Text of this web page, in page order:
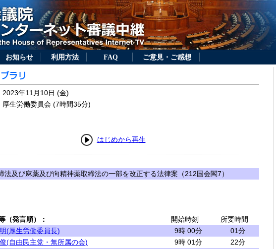
お知らせ 利用方法 FAQ ご意見・ご感想
2023年11月10日 (金)
厚生労働委員会 (7時間35分)
はじめから再生
法及び麻薬及び向精神薬取締法の一部を改正する法律案（212国会閣7）
（発言順）： 開始時刻
所要時間
(厚生労働委員長)
9時 00分
01分
俊(自由民主党・無所属の会)
9時 01分
22分